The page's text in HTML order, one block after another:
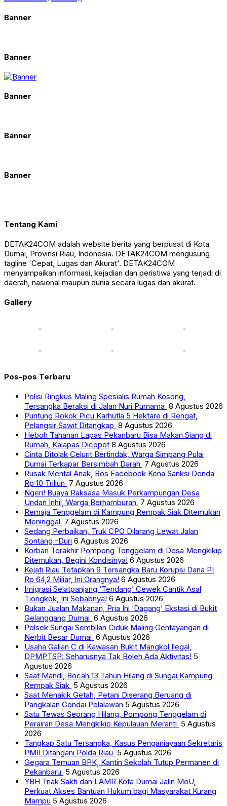
Banner
Banner
Banner
Banner
Banner
Tentang Kami
DETAK24COM adalah website berita yang berpusat di Kota
Dumai, Provinsi Riau, Indonesia. DETAK24COM mengusung
tagline 'Cepat, Lugas dan Akurat'. DETAK24COM
menyampaikan informasi, kejadian dan peristiwa yang terjadi di
daerah, nasional maupun dunia secara lugas dan akurat.
Gallery
Pos-pos Terbaru
Polisi Ringkus Maling Spesialis Rumah Kosong,
Tersangka Beraksi di Jalan Nuri Purnama 8 Agustus 2026
Puntung Rokok Picu Karhutla 5 Hektare di Rengat,
Pelangsir Sawit Ditangkap 8 Agustus 2026
Heboh Tahanan Lapas Pekanbaru Bisa Makan Siang di
Rumah, Kalapas Dicopot 8 Agustus 2026
Cinta Ditolak Celurit Bertindak, Warga Simpang Pulai
Dumai Terkapar Bersimbah Darah 7 Agustus 2026
Rusak Mental Anak, Bos Facebook Kena Sanksi Denda
Rp 10 Triliun 7 Agustus 2026
Ngeri! Buaya Raksasa Masuk Perkampungan Desa
Undan Inhil, Warga Berhamburan 7 Agustus 2026
Remaja Tenggelam di Kampung Rempak Siak Ditemukan
Meninggal 7 Agustus 2026
Sedang Perbaikan, Truk CPO Dilarang Lewat Jalan
Sontang -Duri 6 Agustus 2026
Korban Terakhir Pompong Tenggelam di Desa Mengkikip
Ditemukan, Begini Kondisinya! 6 Agustus 2026
Kejati Riau Tetapkan 9 Tersangka Baru Korupsi Dana PI
Rp 64,2 Miliar, Ini Orangnya! 6 Agustus 2026
Imigrasi Selatpanjang ‘Tendang’ Cewek Cantik Asal
Tiongkok, Ini Sebabnya! 6 Agustus 2026
Bukan Jualan Makanan, Pria Ini ‘Dagang’ Ekstasi di Bukit
Gelanggang Dumai 6 Agustus 2026
Polsek Sungai Sembilan Ciduk Maling Gentayangan di
Nerbit Besar Dumai 6 Agustus 2026
Usaha Galian C di Kawasan Bukit Mangkol Ilegal,
DPMPTSP: Seharusnya Tak Boleh Ada Aktivitas! 5
Agustus 2026
Saat Mandi, Bocah 13 Tahun Hilang di Sungai Kampung
Rempak Siak 5 Agustus 2026
Saat Menakik Getah, Petani Diserang Beruang di
Pangkalan Gondai Pelalawan 5 Agustus 2026
Satu Tewas Seorang Hilang, Pompong Tenggelam di
Perairan Desa Mengkikip Kepulauan Meranti 5 Agustus
2026
Tangkap Satu Tersangka, Kasus Penganiayaan Sekretaris
PMII Ditangani Polda Riau 5 Agustus 2026
Gegara Temuan BPK, Kantin Sekolah Tutup Permanen di
Pekanbaru 5 Agustus 2026
YBH Triak Sakti dan LAMR Kota Dumai Jalin MoU,
Perkuat Akses Bantuan Hukum bagi Masyarakat Kurang
Mampu 5 Agustus 2026